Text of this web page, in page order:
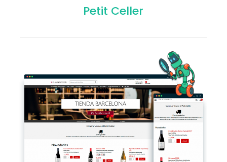
Petit Celler